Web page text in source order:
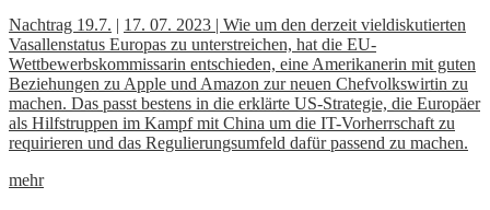
Nachtrag 19.7. | 17. 07. 2023 | Wie um den derzeit vieldiskutierten
Vasallenstatus Europas zu unterstreichen, hat die EU-
Wettbewerbskommissarin entschieden, eine Amerikanerin mit guten
Beziehungen zu Apple und Amazon zur neuen Chefvolkswirtin zu
machen. Das passt bestens in die erklärte US-Strategie, die Europäer
als Hilfstruppen im Kampf mit China um die IT-Vorherrschaft zu
requirieren und das Regulierungsumfeld dafür passend zu machen.
mehr